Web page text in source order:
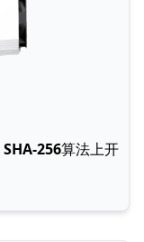
SHA-256算法上开